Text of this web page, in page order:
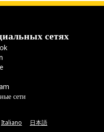
сетях
сети
Italiano 日本語